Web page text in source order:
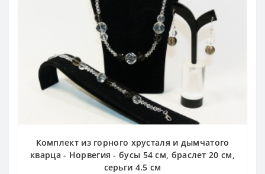
Комплект из горного хрусталя и дымчатого
кварца - Норвегия - бусы 54 см, браслет 20 см,
серьги 4.5 см